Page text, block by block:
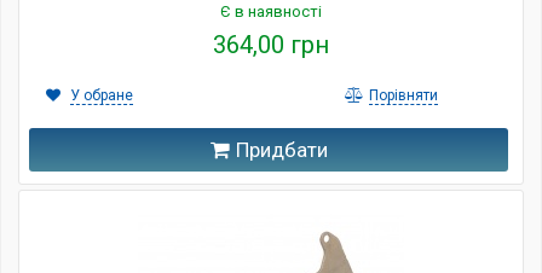
Є в наявності
364,00 грн
Придбати
У обране Порівняти